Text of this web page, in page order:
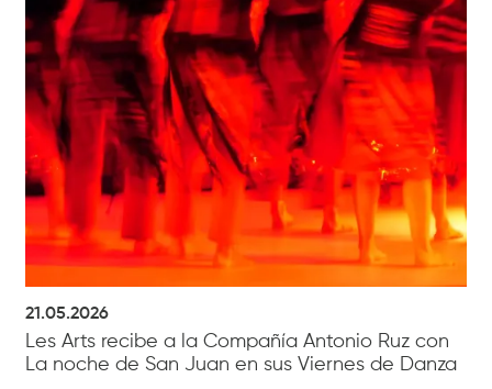
21.05.2026
Les Arts recibe a la Compañía Antonio Ruz con
La noche de San Juan en sus Viernes de Danza